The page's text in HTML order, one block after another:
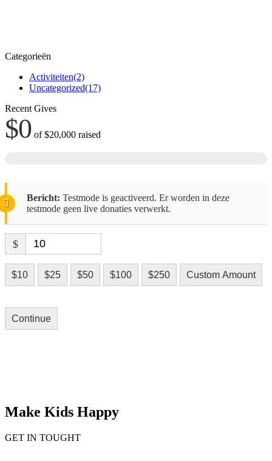
Categorieën
Activiteiten(2)
Uncategorized(17)
Recent Gives
$0 of$20,000 raised
Bericht: Testmode is geactiveerd. Er worden in deze
testmode geen live donaties verwerkt.
$
$10 $25 $50 $100 $250 Custom Amount
Continue
Make Kids Happy
GET IN TOUGHT